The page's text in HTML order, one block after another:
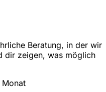
Beratung, in der wir
dir zeigen, was möglich